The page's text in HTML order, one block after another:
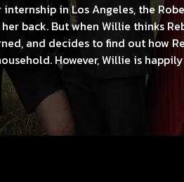
in Los Angeles, the
back. But when Willie thinks
and decides to find out how
However, Willie is
much like him. Meanwhile, when
take care of him, but when Si
houseguest. Written by